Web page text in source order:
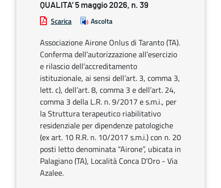
QUALITA’ 5 maggio 2026, n. 39
Scarica Ascolta
Associazione Airone Onlus di Taranto (TA).
Conferma dell’autorizzazione all’esercizio
e rilascio dell’accreditamento
istituzionale, ai sensi dell’art. 3, comma 3,
lett. c), dell’art. 8, comma 3 e dell’art. 24,
comma 3 della L.R. n. 9/2017 e s.m.i., per
la Struttura terapeutico riabilitativo
residenziale per dipendenze patologiche
(ex art. 10 R.R. n. 10/2017 s.m.i.) con n. 20
posti letto denominata “Airone”, ubicata in
Palagiano (TA), Località Conca D’Oro - Via
Azalee.